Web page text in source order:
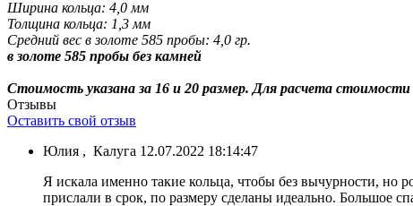
Ширина кольца: 4,0 мм
Толщина кольца: 1,3 мм
Средний вес в золоте 585 пробы: 4,0 гр.
в золоте 585 пробы без камней
Стоимость указана за 16 и 20 размер. Для расчета
Отзывы
Оставить свой отзыв
Юлия , Калуга 12.07.2022 18:14:47
Я искала именно такие кольца, чтобы без вычурности, но
прислали в срок, по размеру сделаны идеально. Большое